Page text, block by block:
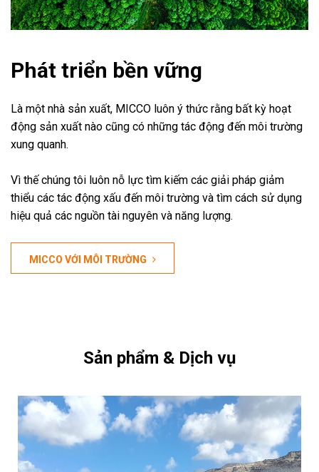
Phát triển bền vững
Là một nhà sản xuất, MICCO luôn ý thức rằng bất kỳ hoạt
động sản xuất nào cũng có những tác động đến môi trường
xung quanh.
Vì thế chúng tôi luôn nỗ lực tìm kiếm các giải pháp giảm
thiểu các tác động xấu đến môi trường và tìm cách sử dụng
hiệu quả các nguồn tài nguyên và năng lượng.
MICCO VỚI MÔI TRƯỜNG
Sản phẩm & Dịch vụ